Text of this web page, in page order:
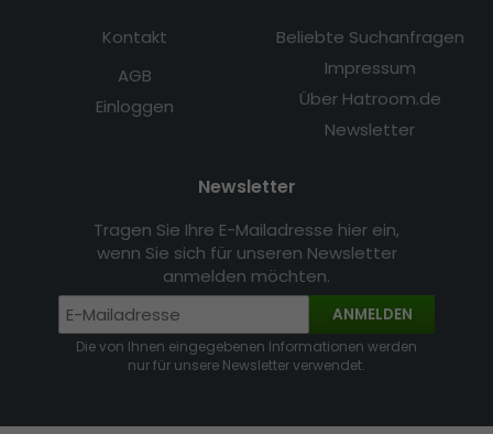
Kontakt
AGB
Einloggen
Beliebte Suchanfragen
Impressum
Über Hatroom.de
Newsletter
Newsletter
Tragen Sie Ihre E-Mailadresse hier ein,
wenn Sie sich für unseren Newsletter
anmelden möchten.
ANMELDEN
Die von Ihnen eingegebenen Informationen werden
nur für unsere Newsletter verwendet.